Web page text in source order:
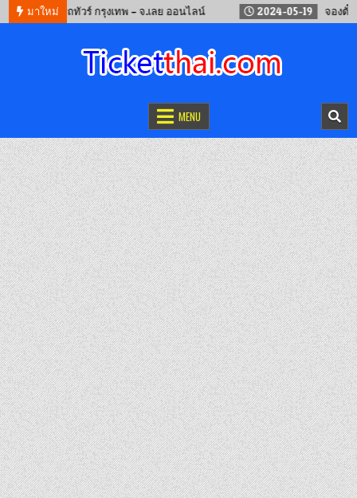
มาใหม่
จองรถทัวร์ กรุงเทพ – จ.เลย ออนไลน์ 2024-05-19 จองตั๋วรถไ
MENU